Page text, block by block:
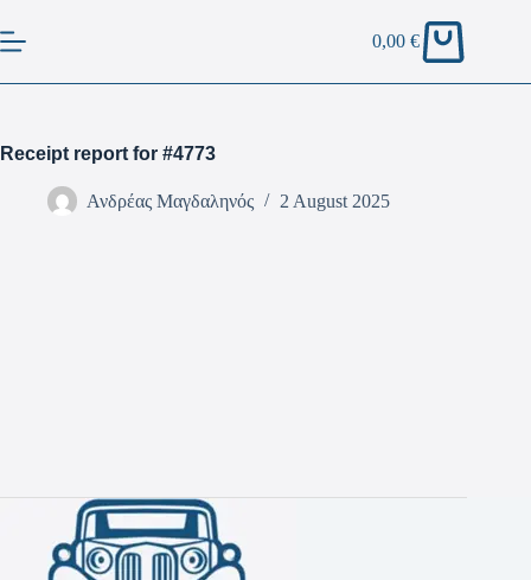
0,00€
Receipt report for #4773
Ανδρέας Μαγδαληνός 2 August 2025